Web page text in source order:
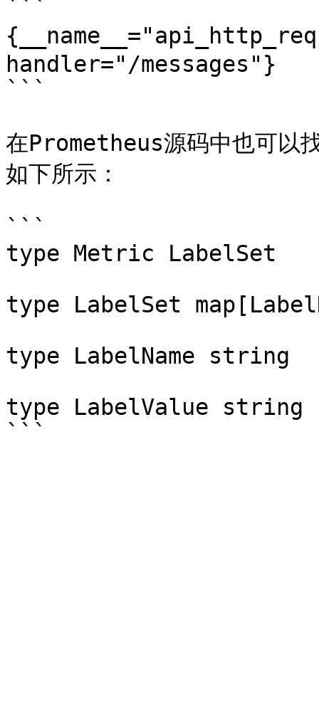
```
handler="/messages"}
```
在Prometheus源码中也可
如下所示：
```
type Metric LabelSet
type LabelSet
type LabelName string
type LabelValue string